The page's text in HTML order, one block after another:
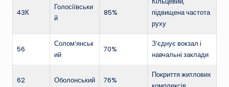
43К
Голосіївськи
й
85%
підвищена частота
руху
56
Солом’янськ
ий
70%
З’єднує вокзал і
навчальні заклади
62 Оболонський 76%
Покриття житлових